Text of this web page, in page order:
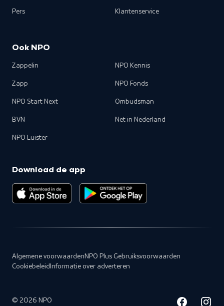
Pers Klantenservice
Ook NPO
Zappelin
Zapp
NPO Start Next
BVN
NPO Luister
NPO Kennis
NPO Fonds
Ombudsman
Net in Nederland
Download de app
Algemene voorwaarden NPO Plus Gebruiksvoorwaarden
Cookiebeleid Informatie over adverteren
© 2026 NPO